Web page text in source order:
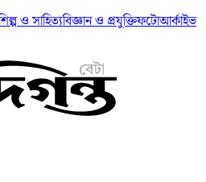
ও সাহিত্যবিজ্ঞান ও প্রযুক্তিফটোআর্কাইভ